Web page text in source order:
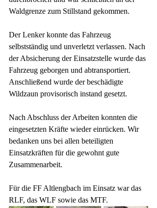
Waldgrenze zum Stillstand gekommen.
Der Lenker konnte das Fahrzeug
selbstständig und unverletzt verlassen. Nach
der Absicherung der Einsatzstelle wurde das
Fahrzeug geborgen und abtransportiert.
Anschließend wurde der beschädigte
Wildzaun provisorisch instand gesetzt.
Nach Abschluss der Arbeiten konnten die
eingesetzten Kräfte wieder einrücken. Wir
bedanken uns bei allen beteiligten
Einsatzkräften für die gewohnt gute
Zusammenarbeit.
Für die FF Altlengbach im Einsatz war das
RLF, das WLF sowie das MTF.